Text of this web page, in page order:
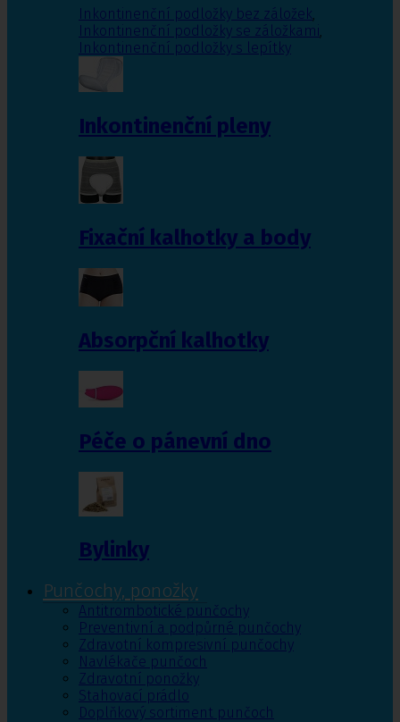
Inkontinenční podložky bez záložek,
Inkontinenční podložky se záložkami,
Inkontinenční podložky s lepítky
Inkontinenční pleny
Fixační kalhotky a body
Absorpční kalhotky
Péče o pánevní dno
Bylinky
Punčochy, ponožky
Antitrombotické punčochy
Preventivní a podpůrné punčochy
Zdravotní kompresivní punčochy
Navlékače punčoch
Zdravotní ponožky
Stahovací prádlo
Doplňkový sortiment punčoch